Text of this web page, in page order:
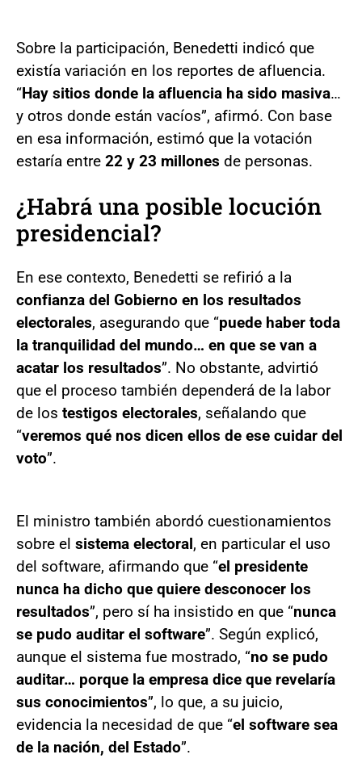
Sobre la participación, Benedetti indicó que
existía variación en los reportes de afluencia.
“Hay sitios donde la afluencia ha sido masiva…
y otros donde están vacíos”, afirmó. Con base
en esa información, estimó que la votación
estaría entre 22 y 23 millones de personas.
¿Habrá una posible locución
presidencial?
En ese contexto, Benedetti se refirió a la
confianza del Gobierno en los resultados
electorales, asegurando que “puede haber toda
la tranquilidad del mundo… en que se van a
acatar los resultados”. No obstante, advirtió
que el proceso también dependerá de la labor
de los testigos electorales, señalando que
“veremos qué nos dicen ellos de ese cuidar del
voto”.
El ministro también abordó cuestionamientos
sobre el sistema electoral, en particular el uso
del software, afirmando que “el presidente
nunca ha dicho que quiere desconocer los
resultados”, pero sí ha insistido en que “nunca
se pudo auditar el software”. Según explicó,
aunque el sistema fue mostrado, “no se pudo
auditar… porque la empresa dice que revelaría
sus conocimientos”, lo que, a su juicio,
evidencia la necesidad de que “el software sea
de la nación, del Estado”.